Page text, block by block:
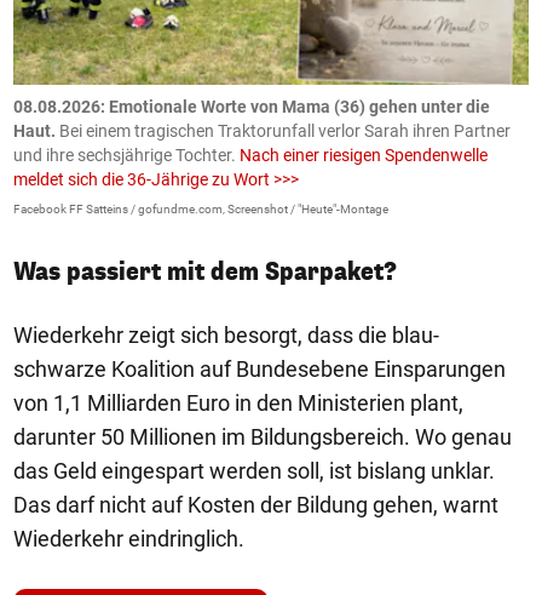
08.08.2026: Emotionale Worte von Mama (36) gehen unter die
Haut. Bei einem tragischen Traktorunfall verlor Sarah ihren Partner
und ihre sechsjährige Tochter. Nach einer riesigen Spendenwelle
meldet sich die 36-Jährige zu Wort >>>
Facebook FF Satteins / gofundme.com, Screenshot / "Heute"-Montage
Was passiert mit dem Sparpaket?
Wiederkehr zeigt sich besorgt, dass die blau-
schwarze Koalition auf Bundesebene Einsparungen
von 1,1 Milliarden Euro in den Ministerien plant,
darunter 50 Millionen im Bildungsbereich. Wo genau
das Geld eingespart werden soll, ist bislang unklar.
Das darf nicht auf Kosten der Bildung gehen, warnt
Wiederkehr eindringlich.